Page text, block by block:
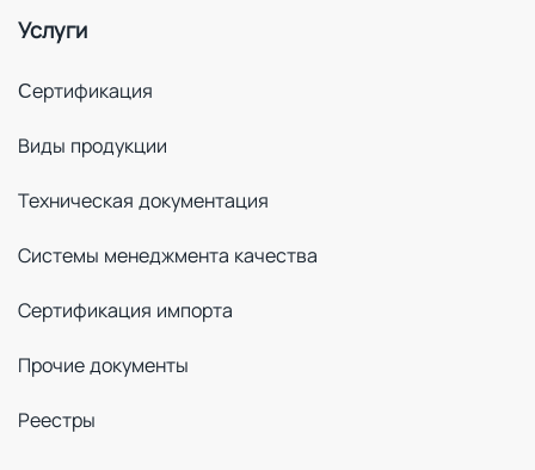
Услуги
Cертификация
Виды продукции
Техническая документация
Системы менеджмента качества
Сертификация импорта
Прочие документы
Реестры